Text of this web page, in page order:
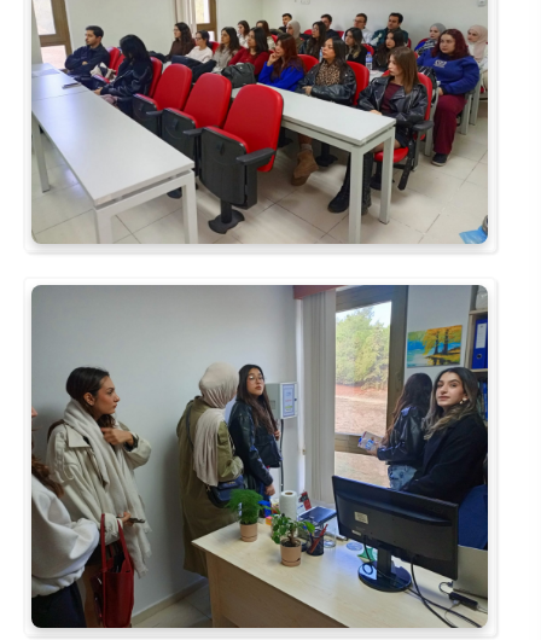
Rehberlik ve Psikolojik Danışmanlık Uygulama ve Araştırma Merkezi
Restorasyon ve Koruma Merkezi
Sürdürülebilir Çevre Uygulama ve Araştırma Merkezi
Sürekli Eğitim Uygulama ve Araştırma Merkezi
Türkçe Öğretimi Uygulama ve Araştırma Merkezi
Uzaktan Eğitim Uygulama ve Araştırma Merkezi
Yörük Kültürü Uygulama ve Araştırma Merkezi